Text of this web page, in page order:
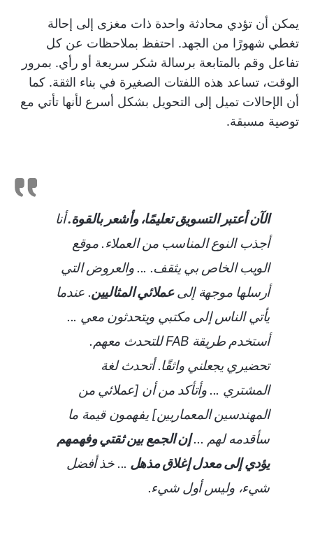
يمكن أن تؤدي محادثة واحدة ذات مغزى إلى إحالة
تغطي شهورًا من الجهد. احتفظ بملاحظات عن كل
تفاعل وقم بالمتابعة برسالة شكر سريعة أو رأي. بمرور
الوقت، تساعد هذه اللفتات الصغيرة في بناء الثقة. كما
أن الإحالات تميل إلى التحويل بشكل أسرع لأنها تأتي مع
توصية مسبقة.
الآن أعتبر التسويق تعليمًا، وأشعر بالقوة.أنا
أجذب النوع المناسب من العملاء. موقع
الويب الخاص بي يثقف. ... والعروض التي
أرسلها موجهة إلىعملائي المثاليين. عندما
يأتي الناس إلى مكتبي ويتحدثون معي ...
أستخدم طريقة FAB للتحدث معهم.
تحضيري يجعلني واثقًا. أتحدث لغة
المشتري ... وأتأكد من أن [عملائي من
المهندسين المعماريين] يفهمون قيمة ما
سأقدمه لهم ...إن الجمع بين ثقتي وفهمهم
يؤدي إلى معدل إغلاق مذهل ... خذ أفضل
شيء، وليس أول شيء.